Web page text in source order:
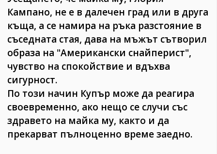
Кампано, не е в далечен град или в друга
къща, а се намира на ръка разстояние в
съседната стая, дава на мъжът сътворил
образа на "Американски снайперист",
чувство на спокойствие и вдъхва
сигурност.
По този начин Купър може да реагира
своевременно, ако нещо се случи със
здравето на майка му, както и да
прекарват пълноценно време заедно.